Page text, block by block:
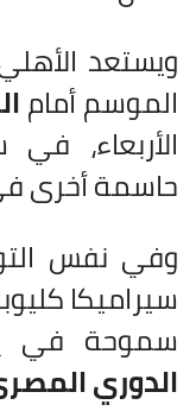
ويستعد
الموسم أمام
الأربعاء،
حاسمة أخرى
وفي نفس
سيراميكا
سموحة في
الدوري